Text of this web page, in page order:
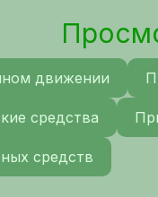
движении
средства
средств